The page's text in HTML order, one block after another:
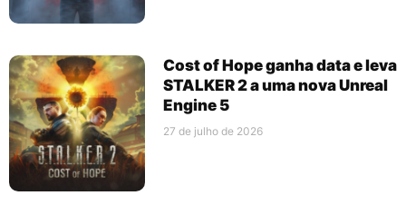
Cost of Hope ganha data e leva
STALKER 2 a uma nova Unreal
Engine 5
27 de julho de 2026